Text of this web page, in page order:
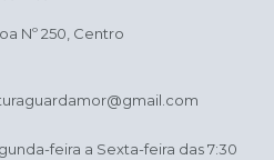
Nº 250, Centro
feira a Sexta-feira das 7:30